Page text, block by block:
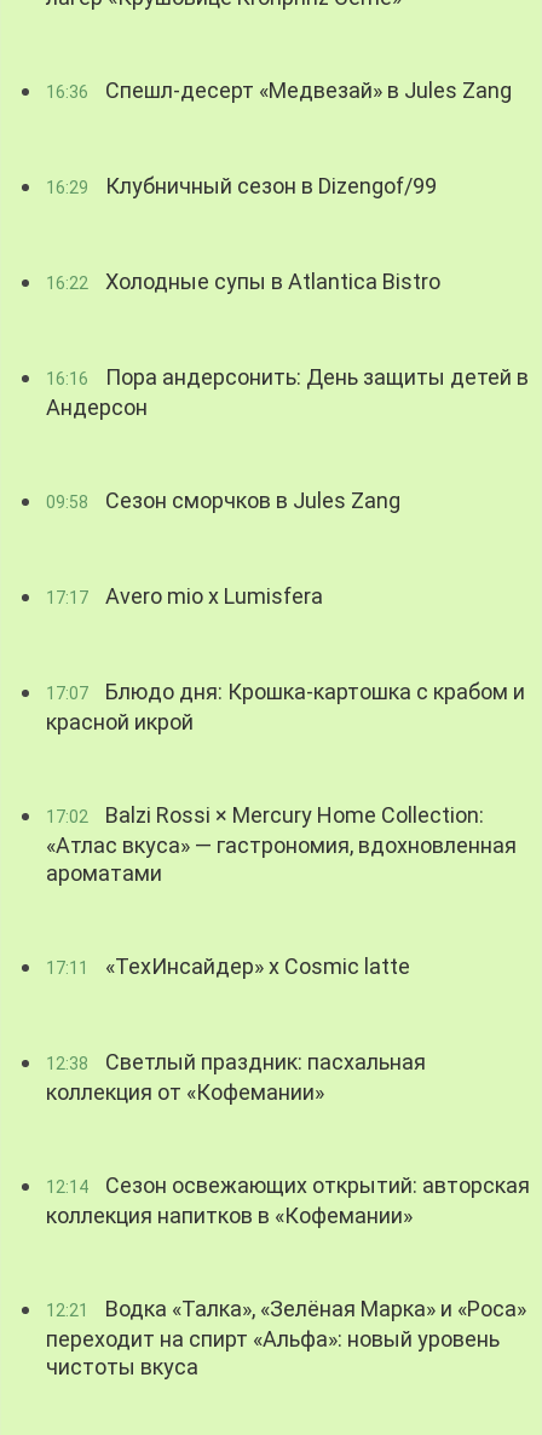
16:36 Спешл-десерт «Медвезай» в Jules Zang
16:29 Клубничный сезон в Dizengof/99
16:22 Холодные супы в Atlantica Bistro
16:16
Пора андерсонить: День защиты детей в
Андерсон
09:58 Сезон сморчков в Jules Zang
17:17 Avero mio x Lumisfera
17:07
Блюдо дня: Крошка-картошка с крабом и
красной икрой
17:02
Balzi Rossi × Mercury Home Collection:
«Атлас вкуса» — гастрономия, вдохновленная
ароматами
17:11 «ТехИнсайдер» х Cosmic latte
12:38
Светлый праздник: пасхальная
коллекция от «Кофемании»
12:14
Сезон освежающих открытий: авторская
коллекция напитков в «Кофемании»
12:21
Водка «Талка», «Зелёная Марка» и «Роса»
переходит на спирт «Альфа»: новый уровень
чистоты вкуса